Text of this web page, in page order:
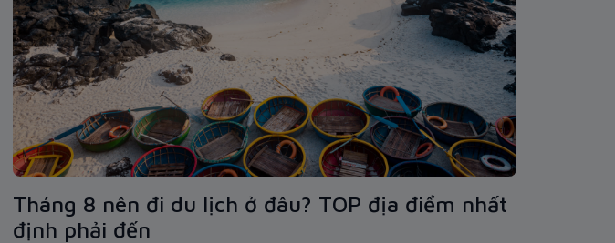
Tháng 8 nên đi du lịch ở đâu? TOP địa điểm nhất
định phải đến